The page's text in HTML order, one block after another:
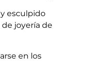
esculpido
joyería de
en los